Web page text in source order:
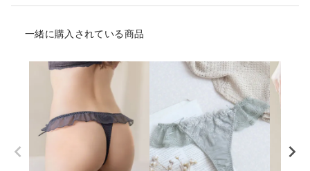
一緒に購入されている商品